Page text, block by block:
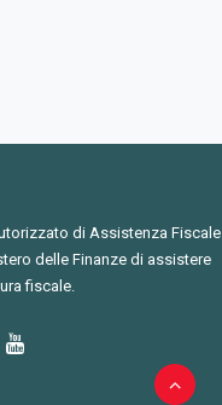
di Assistenza Fiscale
delle Finanze di assistere
fiscale.